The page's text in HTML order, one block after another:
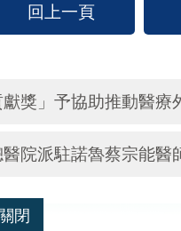
回上一頁
獎」予協助推動醫療
院派駐諾魯蔡宗能醫
關閉